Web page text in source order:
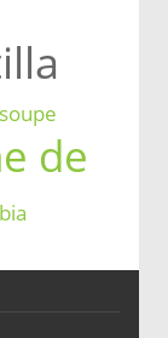
soupe
de